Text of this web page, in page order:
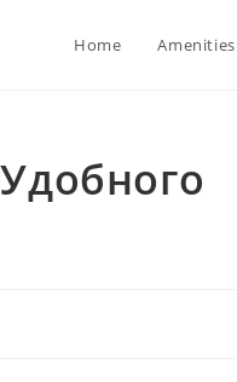
Home Amenities